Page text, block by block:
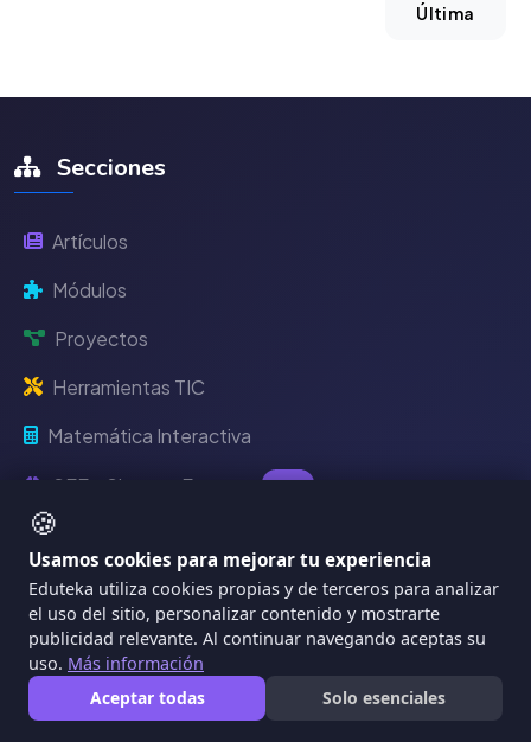
Última
🍪
Usamos cookies para mejorar tu experiencia
Eduteka utiliza cookies propias y de terceros para analizar
el uso del sitio, personalizar contenido y mostrarte
publicidad relevante. Al continuar navegando aceptas su
uso. Más información
Aceptar todas
Solo esenciales
Secciones
Artículos
Módulos
Proyectos
Herramientas TIC
Matemática Interactiva
SEE - Sistema Experto IA
Recursos Digitales
EdutekaLab
IDEA - Plan de Clase IA